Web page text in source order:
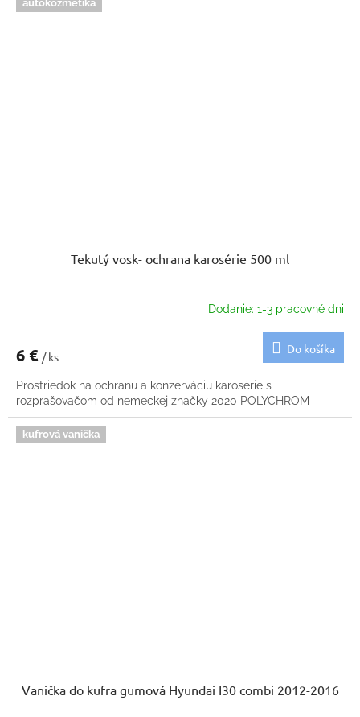
autokozmetika
Tekutý vosk- ochrana karosérie 500 ml
Dodanie: 1-3 pracovné dni
6 € / ks
Do košíka
Prostriedok na ochranu a konzerváciu karosérie s
rozprašovačom od nemeckej značky 2020 POLYCHROM
kufrová vanička
Vanička do kufra gumová Hyundai I30 combi 2012-2016